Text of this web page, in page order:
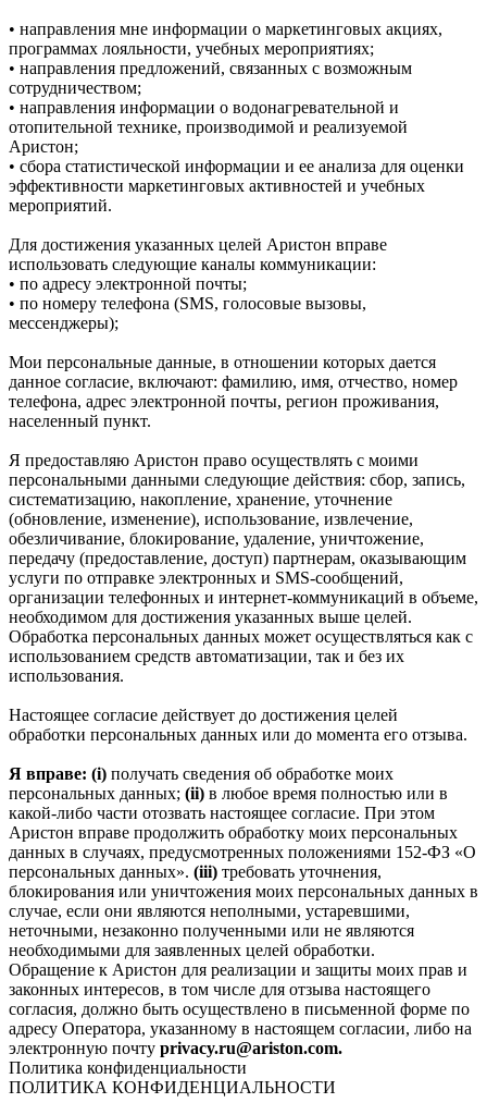
• направления мне информации о маркетинговых акциях,
программах лояльности, учебных мероприятиях;
• направления предложений, связанных с возможным
сотрудничеством;
• направления информации о водонагревательной и
отопительной технике, производимой и реализуемой
Аристон;
• сбора статистической информации и ее анализа для оценки
эффективности маркетинговых активностей и учебных
мероприятий.
Для достижения указанных целей Аристон вправе
использовать следующие каналы коммуникации:
• по адресу электронной почты;
• по номеру телефона (SMS, голосовые вызовы,
мессенджеры);
Мои персональные данные, в отношении которых дается
данное согласие, включают: фамилию, имя, отчество, номер
телефона, адрес электронной почты, регион проживания,
населенный пункт.
Я предоставляю Аристон право осуществлять с моими
персональными данными следующие действия: сбор, запись,
систематизацию, накопление, хранение, уточнение
(обновление, изменение), использование, извлечение,
обезличивание, блокирование, удаление, уничтожение,
передачу (предоставление, доступ) партнерам, оказывающим
услуги по отправке электронных и SMS‑сообщений,
организации телефонных и интернет‑коммуникаций в объеме,
необходимом для достижения указанных выше целей.
Обработка персональных данных может осуществляться как с
использованием средств автоматизации, так и без их
использования.
Настоящее согласие действует до достижения целей
обработки персональных данных или до момента его отзыва.
Я вправе: (i) получать сведения об обработке моих
персональных данных; (ii) в любое время полностью или в
какой-либо части отозвать настоящее согласие. При этом
Аристон вправе продолжить обработку моих персональных
данных в случаях, предусмотренных положениями 152-ФЗ «О
персональных данных». (iii) требовать уточнения,
блокирования или уничтожения моих персональных данных в
случае, если они являются неполными, устаревшими,
неточными, незаконно полученными или не являются
необходимыми для заявленных целей обработки.
Обращение к Аристон для реализации и защиты моих прав и
законных интересов, в том числе для отзыва настоящего
согласия, должно быть осуществлено в письменной форме по
адресу Оператора, указанному в настоящем согласии, либо на
электронную почту privacy.ru@ariston.com.
Политика конфиденциальности
ПОЛИТИКА КОНФИДЕНЦИАЛЬНОСТИ